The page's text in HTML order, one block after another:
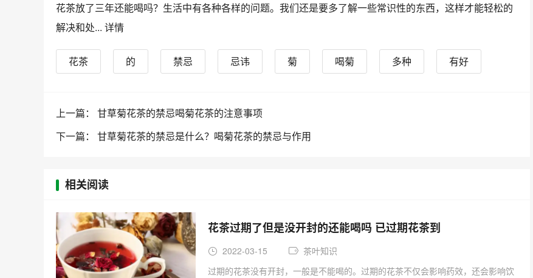
花茶放了三年还能喝吗？生活中有各种各样的问题。我们还是要多了解一些常识性的东西，这样才能轻松的
解决和处... 详情
花茶 的 禁忌 忌讳 菊 喝菊 多种
有好
上一篇： 甘草菊花茶的禁忌喝菊花茶的注意事项
下一篇： 甘草菊花茶的禁忌是什么？喝菊花茶的禁忌与作用
相关阅读
花茶过期了但是没开封的还能喝吗 已过期花茶到
2022-03-15
茶叶知识
过期的花茶没有开封，一般是不能喝的。过期的花茶不仅会影响药效，还会影响饮